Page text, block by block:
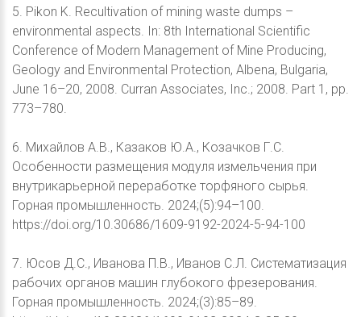
5. Pikon K. Recultivation of mining waste dumps –
environmental aspects. In: 8th International Scientific
Conference of Modern Management of Mine Producing,
Geology and Environmental Protection, Albena, Bulgaria,
June 16–20, 2008. Curran Associates, Inc.; 2008. Part 1, pp.
773–780.
6. Михайлов А.В., Казаков Ю.А., Козачков Г.С.
Особенности размещения модуля измельчения при
внутрикарьерной переработке торфяного сырья.
Горная промышленность. 2024;(5):94–100.
https://doi.org/10.30686/1609-9192-2024-5-94-100
7. Юсов Д.С., Иванова П.В., Иванов С.Л. Систематизация
рабочих органов машин глубокого фрезерования.
Горная промышленность. 2024;(3):85–89.